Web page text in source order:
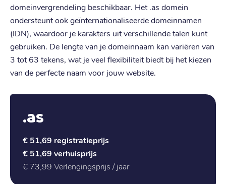
domeinvergrendeling beschikbaar. Het .as domein
ondersteunt ook geïnternationaliseerde domeinnamen
(IDN), waardoor je karakters uit verschillende talen kunt
gebruiken. De lengte van je domeinnaam kan variëren van
3 tot 63 tekens, wat je veel flexibiliteit biedt bij het kiezen
van de perfecte naam voor jouw website.
.as
€ 51,69 registratieprijs
€ 51,69 verhuisprijs
€ 73,99 Verlengingsprijs / jaar